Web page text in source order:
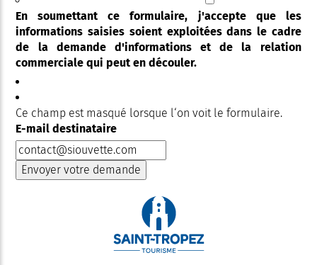
En soumettant ce formulaire, j'accepte que les
informations saisies soient exploitées dans le cadre
de la demande d'informations et de la relation
commerciale qui peut en découler.
Ce champ est masqué lorsque l‘on voit le formulaire.
E-mail destinataire